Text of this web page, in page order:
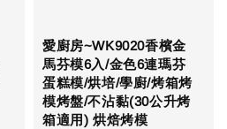
愛廚房~WK9020香檳金
馬芬模6入/金色6連瑪芬
蛋糕模/烘培/學廚/烤箱烤
模烤盤/不沾黏(30公升烤
箱適用) 烘焙烤模